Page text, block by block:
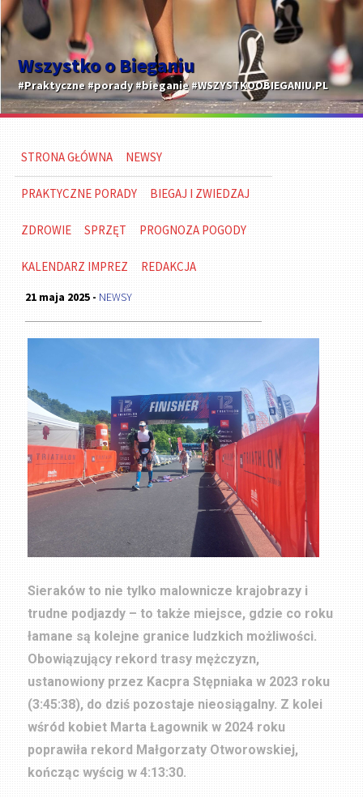
Wszystko o Bieganiu
#Praktyczne #porady #bieganie #WSZYSTKOOBIEGANIU.PL
STRONA GŁÓWNA NEWSY
PRAKTYCZNE PORADY BIEGAJ I ZWIEDZAJ
ZDROWIE SPRZĘT PROGNOZA POGODY
KALENDARZ IMPREZ REDAKCJA
21 maja 2025 - NEWSY
Sieraków to nie tylko malownicze krajobrazy i
trudne podjazdy – to także miejsce, gdzie co roku
łamane są kolejne granice ludzkich możliwości.
Obowiązujący rekord trasy mężczyzn,
ustanowiony przez Kacpra Stępniaka w 2023 roku
(3:45:38), do dziś pozostaje nieosiągalny. Z kolei
wśród kobiet Marta Łagownik w 2024 roku
poprawiła rekord Małgorzaty Otworowskiej,
kończąc wyścig w 4:13:30.